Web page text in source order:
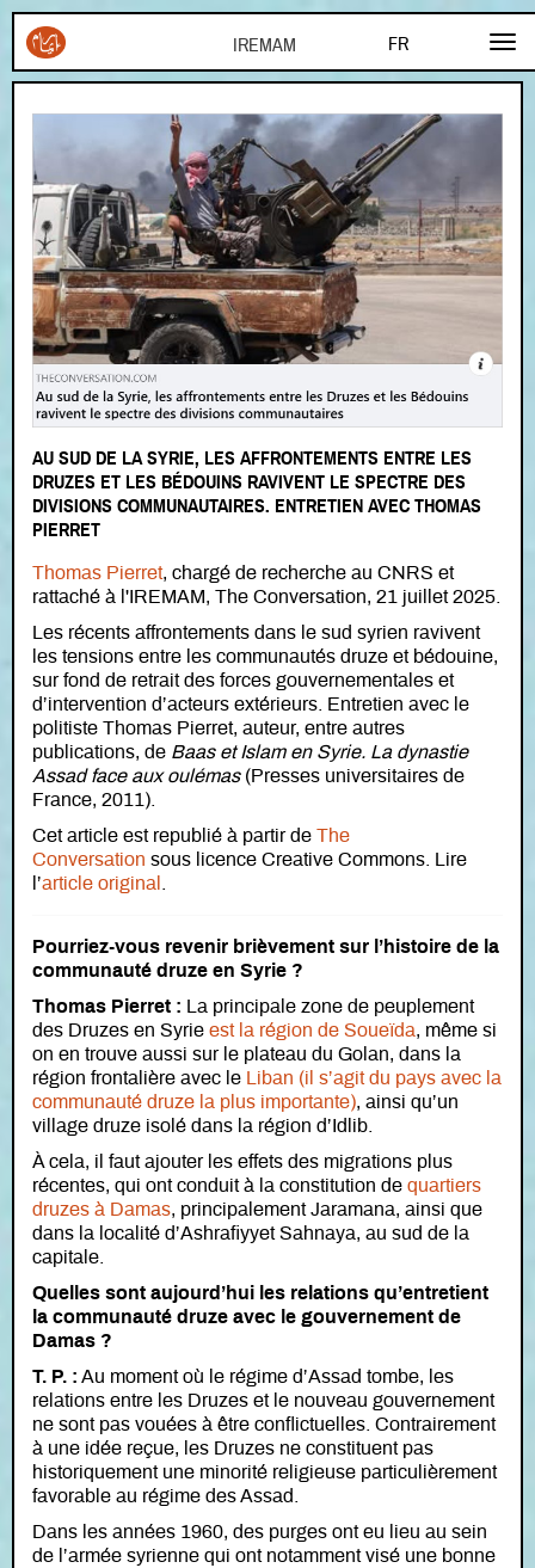
FR
EN
AR
Aller au contenu principal
AU SUD DE LA SYRIE, LES AFFRONTEMENTS ENTRE LES
DRUZES ET LES BÉDOUINS RAVIVENT LE SPECTRE DES
DIVISIONS COMMUNAUTAIRES. ENTRETIEN AVEC THOMAS
PIERRET
Thomas Pierret, chargé de recherche au CNRS et
rattaché à l'IREMAM, The Conversation, 21 juillet 2025.
Les récents affrontements dans le sud syrien ravivent
les tensions entre les communautés druze et bédouine,
sur fond de retrait des forces gouvernementales et
d’intervention d’acteurs extérieurs. Entretien avec le
politiste Thomas Pierret, auteur, entre autres
publications, de Baas et Islam en Syrie. La dynastie
Assad face aux oulémas(Presses universitaires de
France, 2011).
Cet article est republié à partir de The
Conversation sous licence Creative Commons. Lire
l’article original
Pourriez-vous revenir brièvement sur l’histoire de la
communauté druze en Syrie ?
Thomas Pierret : La principale zone de peuplement
des Druzes en Syrie est la région de Soueïda, même si
on en trouve aussi sur le plateau du Golan, dans la
région frontalière avec le
Liban (il s’agit du pays avec la
communauté druze la plus importante), ainsi qu’un
village druze isolé dans la région d’Idlib.
À cela, il faut ajouter les effets des migrations plus
récentes, qui ont conduit à la constitution de quartiers
druzes à Damas, principalement Jaramana, ainsi que
dans la localité d’Ashrafiyyet Sahnaya, au sud de la
capitale.
Quelles sont aujourd’hui les relations qu’entretient
la communauté druze avec le gouvernement de
Damas ?
T. P. : Au moment où le régime d’Assad tombe, les
relations entre les Druzes et le nouveau gouvernement
ne sont pas vouées à être conflictuelles. Contrairement
à une idée reçue, les Druzes ne constituent pas
historiquement une minorité religieuse particulièrement
favorable au régime des Assad.
Dans les années 1960, des purges ont eu lieu au sein
de l’armée syrienne qui ont notamment visé une bonne